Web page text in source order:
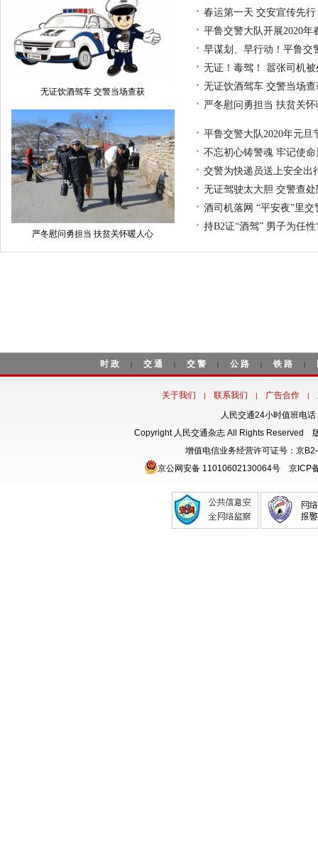
无证饮酒驾车 交警当场查获
严冬慰问勇担当 扶贫关怀暖人心
春运第一天 交安宣传先行
平鲁交警大队开展2020年
早谋划、早行动！平鲁交
无证！毒驾！ 嚣张司机被
无证饮酒驾车 交警当场查
严冬慰问勇担当 扶贫关
平鲁交警大队2020年元旦
不忘初心铸警魂 牢记使
交警为快递员送上安全出
无证驾驶太大胆 交警查
酒司机落网 “平安夜”里交
持B2证“酒驾” 男子为任性
时政 | 交通 | 交警 | 公路 | 铁路 |
关于我们 | 联系我们 | 广告合作 |
人民交通24小时值班电
Copyright 人民交通杂志 All Rights Reserved
增值电信业务经营许可证号：京
京公网安备 11010602130064号
京ICP